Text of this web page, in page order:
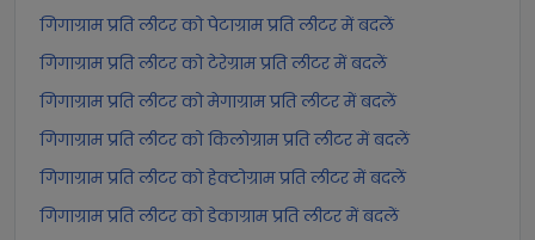
गिगाग्राम प्रति लीटर को पेटाग्राम प्रति लीटर में बदलें
गिगाग्राम प्रति लीटर को टेरेग्राम प्रति लीटर में बदलें
गिगाग्राम प्रति लीटर को मेगाग्राम प्रति लीटर में बदलें
गिगाग्राम प्रति लीटर को किलोग्राम प्रति लीटर में बदलें
गिगाग्राम प्रति लीटर को हेक्टोग्राम प्रति लीटर में बदलें
गिगाग्राम प्रति लीटर को डेकाग्राम प्रति लीटर में बदलें